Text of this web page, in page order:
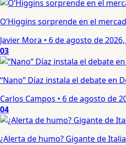
O’Higgins sorprende en el
Javier Mora • 6 de agosto de
03
“Nano” Díaz instala el debate en
Carlos Campos • 6 de agosto de
04
¿Alerta de humo? Gigante de